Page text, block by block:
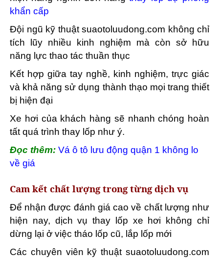
khẩn cấp
Đội ngũ kỹ thuật suaotoluudong.com không chỉ
tích lũy nhiều kinh nghiệm mà còn sở hữu
năng lực thao tác thuần thục
Kết hợp giữa tay nghề, kinh nghiệm, trực giác
và khả năng sử dụng thành thạo mọi trang thiết
bị hiện đại
Xe hơi của khách hàng sẽ nhanh chóng hoàn
tất quá trình thay lốp như ý.
Đọc thêm: Vá ô tô lưu động quận 1 không lo
về giá
Cam kết chất lượng trong từng dịch vụ
Để nhận được đánh giá cao về chất lượng như
hiện nay, dịch vụ thay lốp xe hơi không chỉ
dừng lại ở việc tháo lốp cũ, lắp lốp mới
Các chuyên viên kỹ thuật suaotoluudong.com